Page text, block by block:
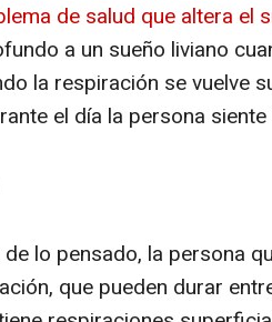
de salud que altera el
a un sueño liviano
la respiración se vuelve
el día la persona
lo pensado, la persona
que pueden durar